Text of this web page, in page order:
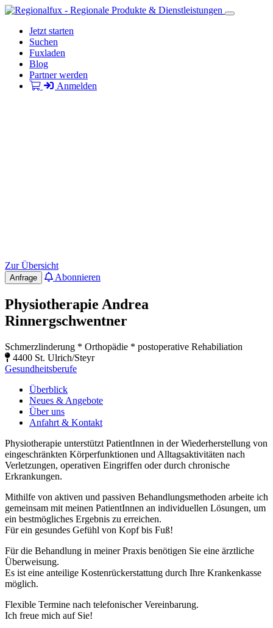
Jetzt starten
Suchen
Fuxladen
Blog
Partner werden
Anmelden
Zur Übersicht
Anfrage Abonnieren
Physiotherapie Andrea
Rinnergschwentner
Schmerzlinderung * Orthopädie * postoperative Rehabiliation
4400 St. Ulrich/Steyr
Gesundheitsberufe
Überblick
Neues & Angebote
Über uns
Anfahrt & Kontakt
Physiotherapie unterstützt PatientInnen in der Wiederherstellung von
eingeschränkten Körperfunktionen und Alltagsaktivitäten nach
Verletzungen, operativen Eingriffen oder durch chronische
Erkrankungen.
Mithilfe von aktiven und passiven Behandlungsmethoden arbeite ich
gemeinsam mit meinen PatientInnen an individuellen Lösungen, um
ein bestmögliches Ergebnis zu erreichen.
Für ein gesundes Gefühl von Kopf bis Fuß!
Für die Behandlung in meiner Praxis benötigen Sie eine ärztliche
Überweisung.
Es ist eine anteilige Kostenrückerstattung durch Ihre Krankenkasse
möglich.
Flexible Termine nach telefonischer Vereinbarung.
Ich freue mich auf Sie!